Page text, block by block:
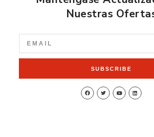
Nuestras
SUBSCRIBE